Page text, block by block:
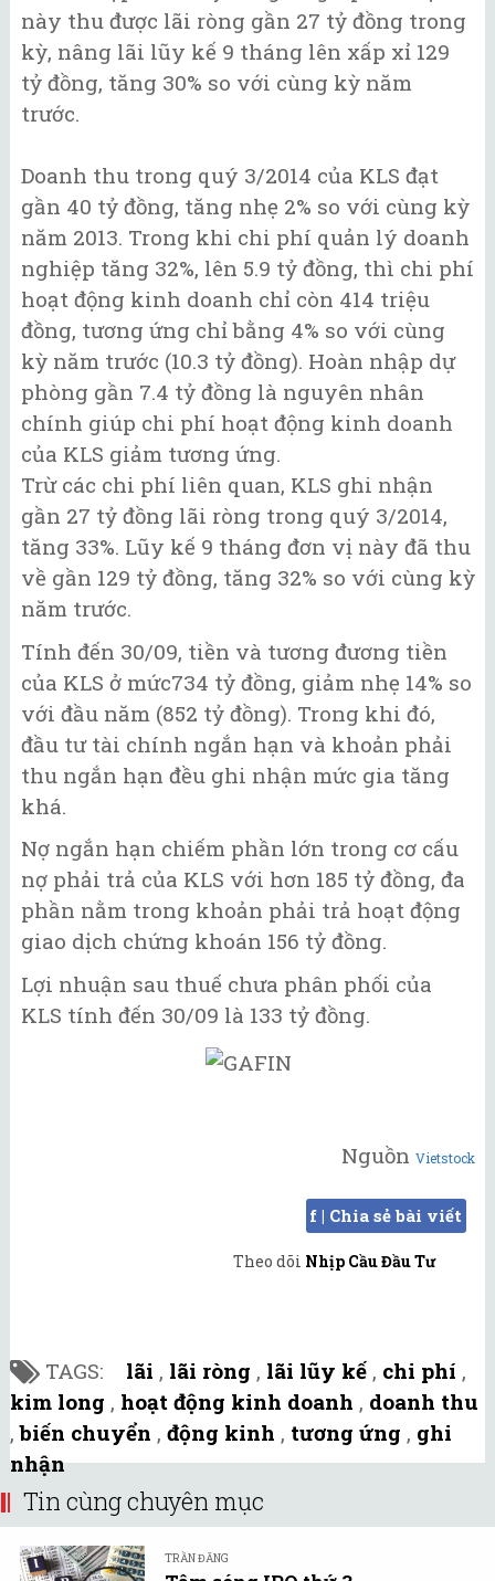
này thu được lãi ròng gần 27 tỷ đồng trong
kỳ, nâng lãi lũy kế 9 tháng lên xấp xỉ 129
tỷ đồng, tăng 30% so với cùng kỳ năm
trước.
Doanh thu trong quý 3/2014 của KLS đạt
gần 40 tỷ đồng, tăng nhẹ 2% so với cùng kỳ
năm 2013. Trong khi chi phí quản lý doanh
nghiệp tăng 32%, lên 5.9 tỷ đồng, thì chi phí
hoạt động kinh doanh chỉ còn 414 triệu
đồng, tương ứng chỉ bằng 4% so với cùng
kỳ năm trước (10.3 tỷ đồng). Hoàn nhập dự
phòng gần 7.4 tỷ đồng là nguyên nhân
chính giúp chi phí hoạt động kinh doanh
của KLS giảm tương ứng.
Trừ các chi phí liên quan, KLS ghi nhận
gần 27 tỷ đồng lãi ròng trong quý 3/2014,
tăng 33%. Lũy kế 9 tháng đơn vị này đã thu
về gần 129 tỷ đồng, tăng 32% so với cùng kỳ
năm trước.
Tính đến 30/09, tiền và tương đương tiền
của KLS ở mức734 tỷ đồng, giảm nhẹ 14% so
với đầu năm (852 tỷ đồng). Trong khi đó,
đầu tư tài chính ngắn hạn và khoản phải
thu ngắn hạn đều ghi nhận mức gia tăng
khá.
Nợ ngắn hạn chiếm phần lớn trong cơ cấu
nợ phải trả của KLS với hơn 185 tỷ đồng, đa
phần nằm trong khoản phải trả hoạt động
giao dịch chứng khoán 156 tỷ đồng.
Lợi nhuận sau thuế chưa phân phối của
KLS tính đến 30/09 là 133 tỷ đồng.
Nguồn Vietstock
f | Chia sẻ bài viết
Theo dõi Nhịp Cầu Đầu Tư
TAGS: lãi , lãi ròng , lãi lũy kế , chi phí ,
kim long , hoạt động kinh doanh , doanh thu
,biến chuyển , động kinh , tương ứng , ghi
nhận
Tin cùng chuyên mục
TRẦN ĐĂNG